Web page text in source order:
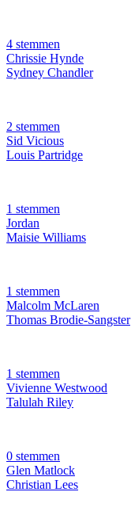
4 stemmen
Chrissie Hynde
Sydney Chandler
2 stemmen
Sid Vicious
Louis Partridge
1 stemmen
Jordan
Maisie Williams
1 stemmen
Malcolm McLaren
Thomas Brodie-Sangster
1 stemmen
Vivienne Westwood
Talulah Riley
0 stemmen
Glen Matlock
Christian Lees